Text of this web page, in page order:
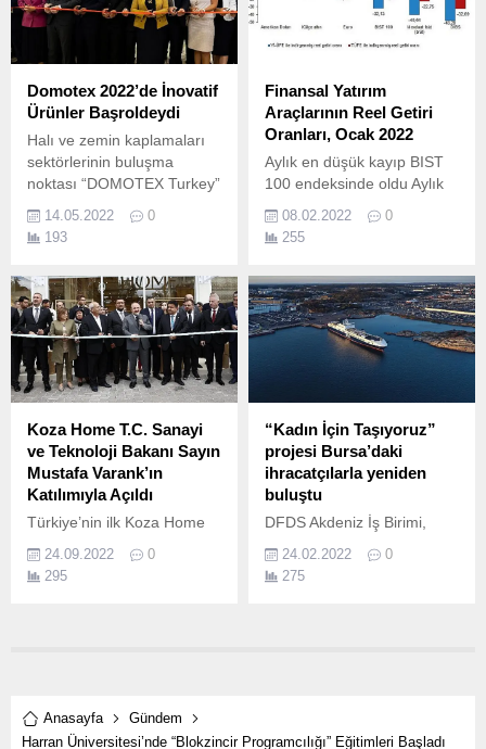
Domotex 2022’de İnovatif
Ürünler Başroldeydi
Halı ve zemin kaplamaları
sektörlerinin buluşma
noktası “DOMOTEX Turkey”
zemin kaplamaları alanında
sektör firmaları ve
getiren DOMOTEX Turkey,
yerli ve yabancı toplam 216
firmanın katılımıyla
Gaziantep Ortadoğu Fuar
Merkezi’nde kapılarını açtı.
14.05.2022
0
193
Finansal Yatırım
Araçlarının Reel Getiri
Oranları, Ocak 2022
Aylık en düşük kayıp BIST
100 endeksinde oldu Aylık
üretici fiyat endeksi (Yİ-
ÜFE) ile indirgendiğinde
(TÜFE) ile indirgendiğinde
ise 8,10 oranlarıyla BIST
100 endeksinde gerçekleşti.
08.02.2022
0
255
Koza Home T.C. Sanayi
ve Teknoloji Bakanı Sayın
Mustafa Varank’ın
Katılımıyla Açıldı
Türkiye’nin ilk Koza Home
alanıyla Gaziantep’te açıldı.
24.09.2022
0
295
“Kadın İçin Taşıyoruz”
projesi Bursa’daki
ihracatçılarla yeniden
buluştu
DFDS Akdeniz İş Birimi,
geçirdiği” Kadın İçin
Taşıyoruz” projesini,
yeniden bir araya geldi.
24.02.2022
0
275
Anasayfa
Gündem
Harran Üniversitesi’nde “Blokzincir Programcılığı” Eğitimleri Başladı